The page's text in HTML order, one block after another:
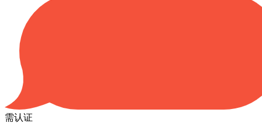
需认证